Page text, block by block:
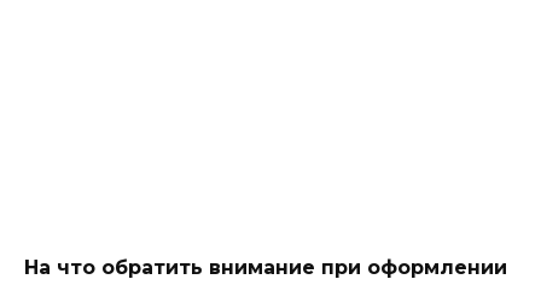
На что обратить внимание при оформлении